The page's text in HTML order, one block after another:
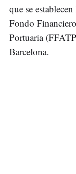
que se
Fondo
Portuaria
Barcelona.